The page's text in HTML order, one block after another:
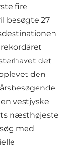
fire
besøgte 27
det
den
vestjyske
næsthøjeste
med